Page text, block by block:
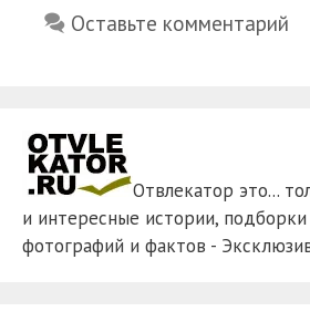
Оставьте комментарий
Отвлекатор это...
и интересные истории,
фотографий и фактов -